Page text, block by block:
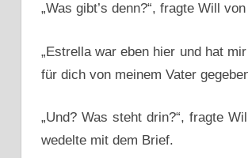
„Was gibt’s denn?“, fragte Will
„Estrella war eben hier und hat
für dich von meinem Vater
„Und? Was steht drin?“, fragte
wedelte mit dem Brief.